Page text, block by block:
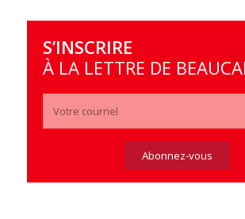
S’INSCRIRE
À LA LETTRE DE